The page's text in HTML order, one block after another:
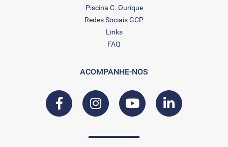
Piscina C. Ourique
Redes Sociais GCP
Links
FAQ
ACOMPANHE-NOS